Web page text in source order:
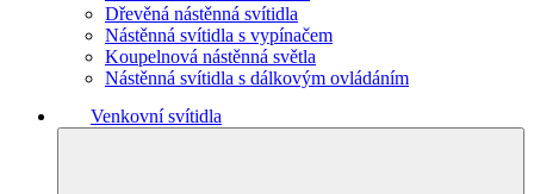
Dřevěná nástěnná svítidla
Nástěnná svítidla s vypínačem
Koupelnová nástěnná světla
Nástěnná svítidla s dálkovým ovládáním
Venkovní svítidla